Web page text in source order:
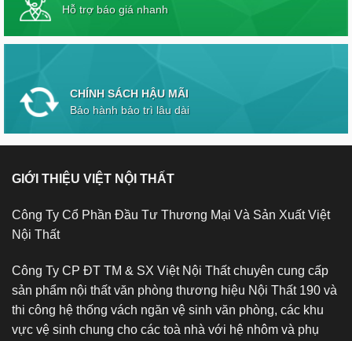
Hỗ trợ báo giá nhanh
CHÍNH SÁCH HẬU MÃI
Bảo hành bảo trì lâu dài
GIỚI THIỆU VIỆT NỘI THẤT
Công Ty Cổ Phần Đầu Tư Thương Mại Và Sản Xuất Việt
Nội Thất
Công Ty CP ĐT TM & SX Việt Nội Thất chuyên cung cấp
sản phẩm nội thất văn phòng thương hiệu Nội Thất 190 và
thi công hệ thống vách ngăn vệ sinh văn phòng, các khu
vực vệ sinh chung cho các toà nhà với hệ nhôm và phụ